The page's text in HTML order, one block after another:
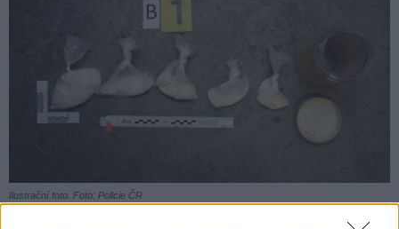
Ilustrační foto. Foto: Policie ČR